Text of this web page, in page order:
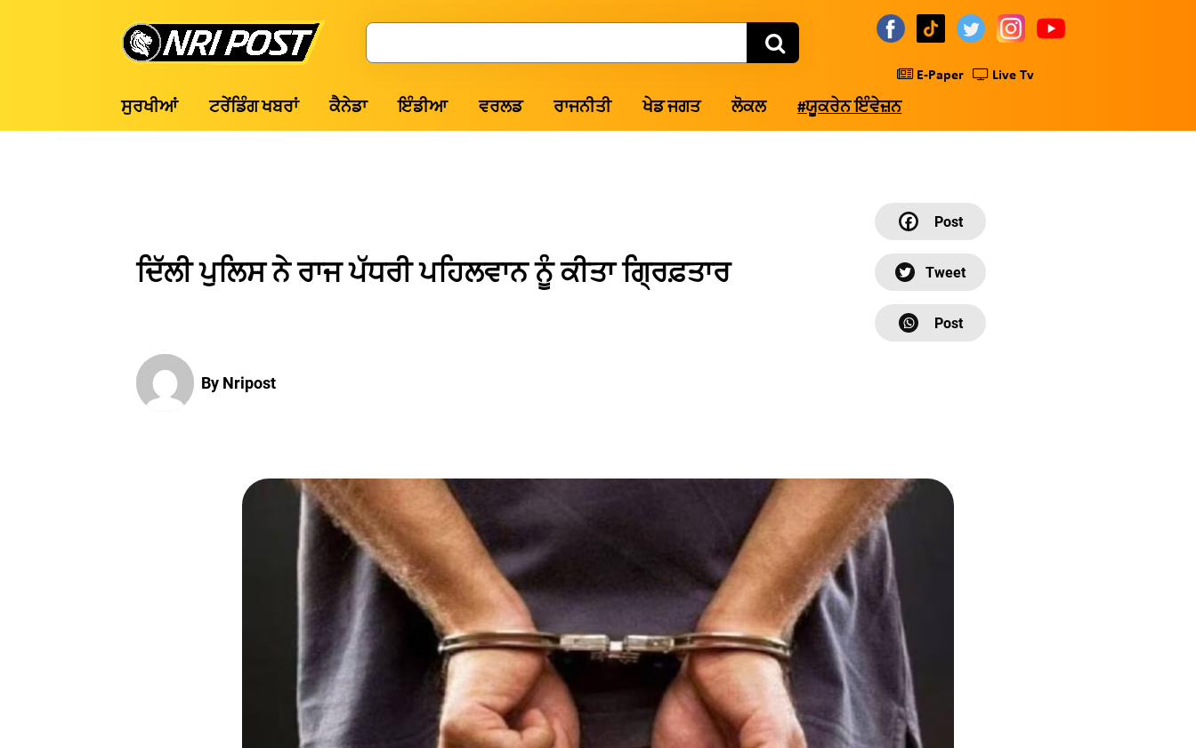
Post
Search
E-Paper Live Tv
ਸੁਰਖੀਆਂ ਟਰੇਂਡਿੰਗ ਖਬਰਾਂ ਕੈਨੇਡਾ ਇੰਡੀਆ ਵਰਲਡ ਰਾਜਨੀਤੀ ਖੇਡ ਜਗਤ ਲੋਕਲ #ਯੂਕਰੇਨ ਇੰਵੇਜ਼ਨ
ਦਿੱਲੀ ਪੁਲਿਸ ਨੇ ਰਾਜ ਪੱਧਰੀ ਪਹਿਲਵਾਨ ਨੂੰ ਕੀਤਾ ਗ੍ਰਿਫ਼ਤਾਰ
By Nripost